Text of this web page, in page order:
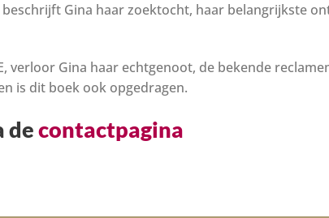
Gina haar zoektocht, haar belangrijkste
verloor Gina haar echtgenoot, de bekende
is dit boek ook opgedragen.
decontactpagina